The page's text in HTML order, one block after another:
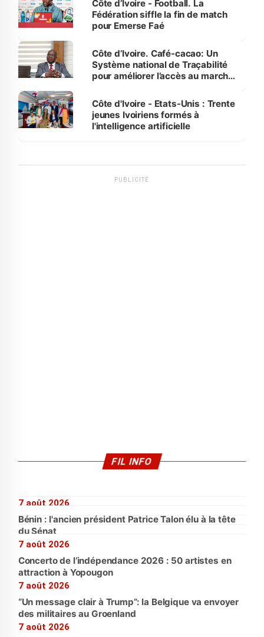
Côte d’Ivoire - Football. La
Fédération siffle la fin de match
pour Emerse Faé
Côte d’Ivoire. Café-cacao: Un
Système national de Traçabilité
pour améliorer l’accès au marché
Côte d'Ivoire - Etats-Unis : Trente
jeunes Ivoiriens formés à
l'intelligence artificielle
PUBLICITÉ
FIL INFO
7 août 2026
Bénin : l'ancien président Patrice Talon élu à la tête
du Sénat
7 août 2026
Concerto de l’indépendance 2026 : 50 artistes en
attraction à Yopougon
7 août 2026
“Un message clair à Trump”: la Belgique va envoyer
des militaires au Groenland
7 août 2026